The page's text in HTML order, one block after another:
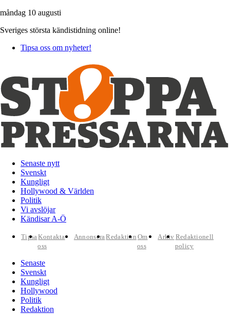
måndag 10 augusti
Sveriges största kändistidning online!
Tipsa oss om nyheter!
Senaste nytt
Svenskt
Kungligt
Hollywood & Världen
Politik
Vi avslöjar
Kändisar A-Ö
TipsaKontakta
oss
AnnonseraRedaktion Om
oss
Arkiv Redaktionell
policy
Senaste
Svenskt
Kungligt
Hollywood
Politik
Redaktion